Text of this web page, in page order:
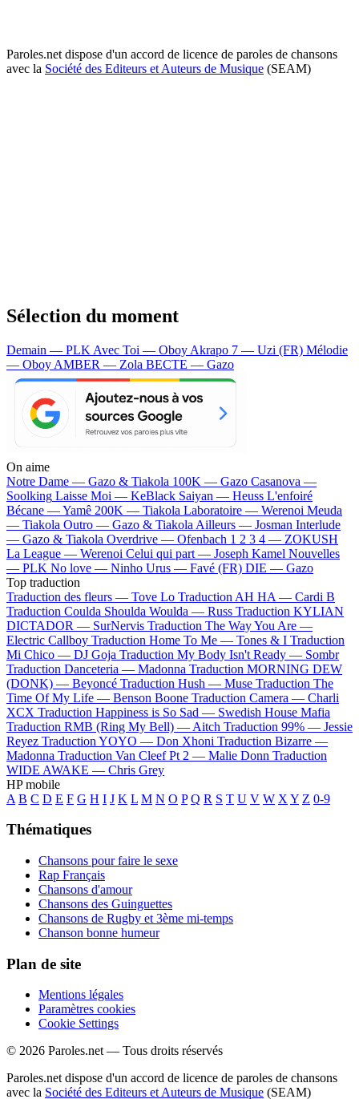
Paroles.net dispose d'un accord de licence de paroles de chansons
avec la Société des Editeurs et Auteurs de Musique (SEAM)
Sélection du moment
Demain — PLK Avec Toi — Oboy Akrapo 7 — Uzi (FR) Mélodie
— Oboy AMBER — Zola BECTE — Gazo
On aime
Notre Dame — Gazo & Tiakola 100K — Gazo Casanova —
Soolking Laisse Moi — KeBlack Saiyan — Heuss L'enfoiré
Bécane —Yamê 200K — Tiakola Laboratoire — Werenoi Meuda
— Tiakola Outro — Gazo & Tiakola Ailleurs — Josman Interlude
— Gazo & Tiakola Overdrive — Ofenbach 1 2 3 4 — ZOKUSH
La League — Werenoi Celui qui part — Joseph Kamel Nouvelles
— PLK No love — Ninho Urus — Favé (FR) DIE — Gazo
Top traduction
Traduction des fleurs — Tove Lo Traduction AH HA — Cardi B
Traduction Coulda Shoulda Woulda — Russ Traduction KYLIAN
DICTADOR — SurNervis Traduction The Way You Are —
Electric Callboy Traduction Home To Me — Tones & I Traduction
Mi Chico — DJ Goja Traduction My Body Isn't Ready — Sombr
Traduction Danceteria — Madonna Traduction MORNING DEW
(DONK) — Beyoncé Traduction Hush — Muse Traduction The
Time Of My Life — Benson Boone Traduction Camera — Charli
XCX Traduction Happiness is So Sad — Swedish House Mafia
Traduction RMB (Ring My Bell) — Aitch Traduction 99% — Jessie
Reyez Traduction YOYO — Don Xhoni Traduction Bizarre —
Madonna Traduction Van Cleef Pt 2 — Malie Donn Traduction
WIDE AWAKE — Chris Grey
HP mobile
A B C D E F G H I J K L M N O P Q R S T U V W X Y Z 0-9
Thématiques
Chansons pour faire le sexe
Rap Français
Chansons d'amour
Chansons des Guinguettes
Chansons de Rugby et 3ème mi-temps
Chanson bonne humeur
Plan de site
Mentions légales
Paramètres cookies
Cookie Settings
© 2026 Paroles.net — Tous droits réservés
Paroles.net dispose d'un accord de licence de paroles de chansons
avec la Société des Editeurs et Auteurs de Musique (SEAM)